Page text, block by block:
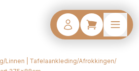
/Linnen | Tafelaankleding/Afrokkingen/